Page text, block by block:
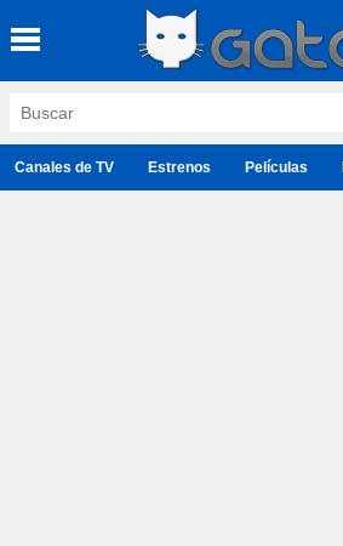
Canales de TV Estrenos Películas